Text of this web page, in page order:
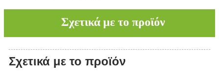
Σχετικά με το προϊόν
Σχετικά με το προϊόν